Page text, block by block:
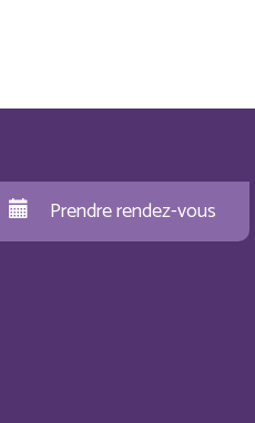
Prendre rendez-vous